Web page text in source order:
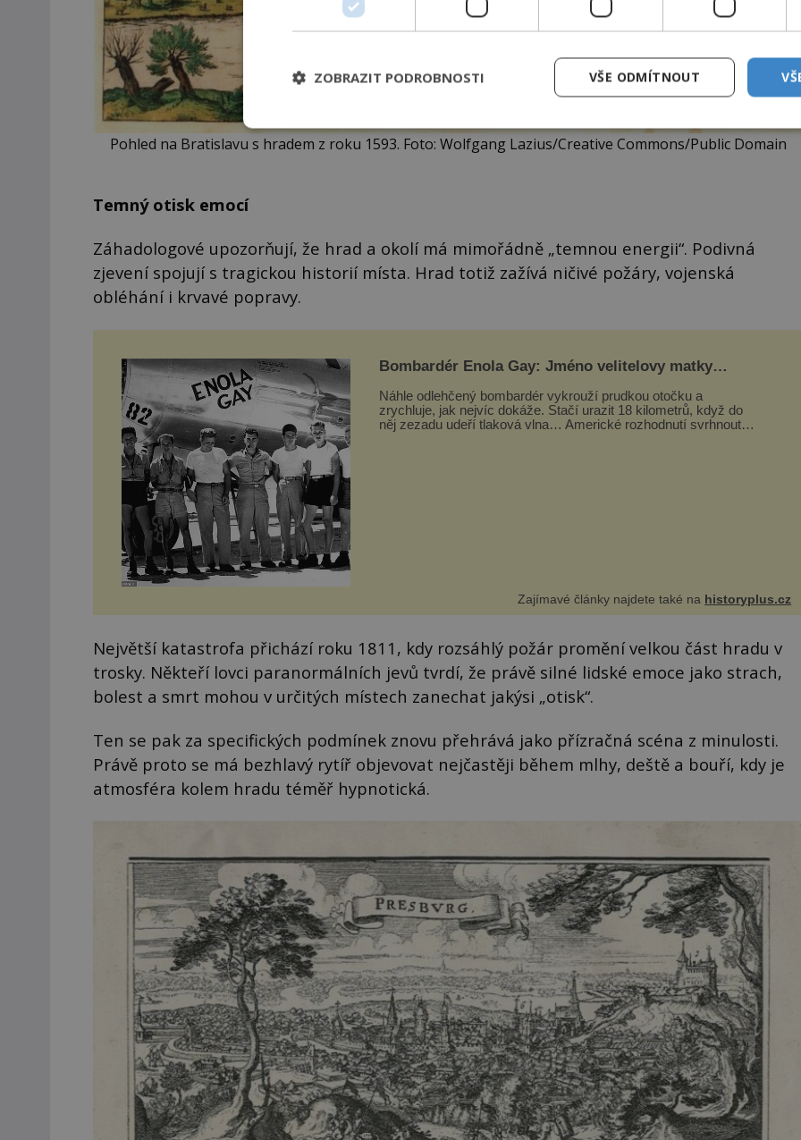
Pohled na Bratislavu s hradem z roku 1593. Foto: Wolfgang Lazius/Creative Commons/Public Domain
Temný otisk emocí
Záhadologové upozorňují, že hrad a okolí má mimořádně „temnou energii“. Podivná
zjevení spojují s tragickou historií místa. Hrad totiž zažívá ničivé požáry, vojenská
obléhání i krvavé popravy.
Bombardér Enola Gay: Jméno velitelovy matky
Náhle odlehčený bombardér vykrouží prudkou otočku a
zrychluje, jak nejvíc dokáže. Stačí urazit 18 kilometrů, když do
něj zezadu udeří tlaková vlna… Americké rozhodnutí svrhnout
Zajímavé články najdete také na historyplus.cz
Největší katastrofa přichází roku 1811, kdy rozsáhlý požár promění velkou část hradu v
trosky. Někteří lovci paranormálních jevů tvrdí, že právě silné lidské emoce jako strach,
bolest a smrt mohou v určitých místech zanechat jakýsi „otisk“.
Ten se pak za specifických podmínek znovu přehrává jako přízračná scéna z minulosti.
Právě proto se má bezhlavý rytíř objevovat nejčastěji během mlhy, deště a bouří, kdy je
atmosféra kolem hradu téměř hypnotická.
VŠE ODMÍTNOUT
ZOBRAZIT PODROBNOSTI